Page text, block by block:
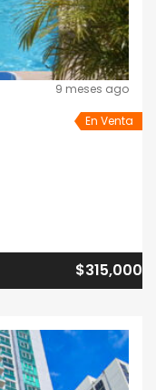
9 meses ago
En Venta
$315,000